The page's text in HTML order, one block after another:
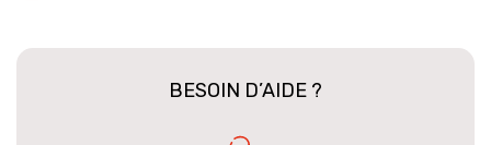
BESOIN D’AIDE ?